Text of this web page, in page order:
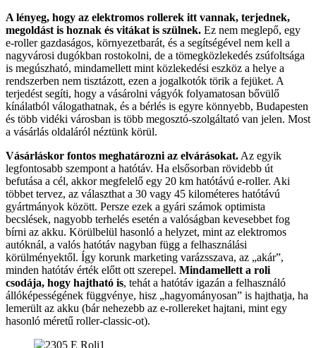
A lényeg, hogy az elektromos rollerek itt vannak, terjednek,
megoldást is hoznak és vitákat is szülnek. Ez nem meglepő, egy
e-roller gazdaságos, környezetbarát, és a segítségével nem kell a
nagyvárosi dugókban rostokolni, de a tömegközlekedés zsúfoltsága
is megúszható, mindamellett mint közlekedési eszköz a helye a
rendszerben nem tisztázott, ezen a jogalkotók törik a fejüket. A
terjedést segíti, hogy a vásárolni vágyók folyamatosan bővülő
kínálatból válogathatnak, és a bérlés is egyre könnyebb, Budapesten
és több vidéki városban is több megosztó-szolgáltató van jelen. Most
a vásárlás oldaláról néztünk körül.
Vásárláskor fontos meghatározni az elvárásokat. Az egyik
legfontosabb szempont a hatótáv. Ha elsősorban rövidebb út
befutása a cél, akkor megfelelő egy 20 km hatótávú e-roller. Aki
többet tervez, az választhat a 30 vagy 45 kilométeres hatótávú
gyártmányok között. Persze ezek a gyári számok optimista
becslések, nagyobb terhelés esetén a valóságban kevesebbet fog
bírni az akku. Körülbelül hasonló a helyzet, mint az elektromos
autóknál, a valós hatótáv nagyban függ a felhasználási
körülményektől. Így korunk marketing varázsszava, az „akár”,
minden hatótáv érték előtt ott szerepel. Mindamellett a roli
csodája, hogy hajtható is, tehát a hatótáv igazán a felhasználó
állóképességének függvénye, hisz „hagyományosan” is hajthatja, ha
lemerült az akku (bár nehezebb az e-rollereket hajtani, mint egy
hasonló méretű roller-classic-ot).